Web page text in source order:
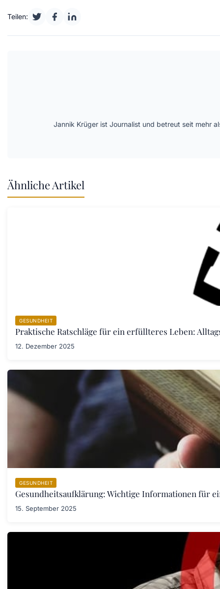
Teilen:
Jannik Krüger ist Journalist und betreut seit mehr
Ähnliche Artikel
GESUNDHEIT
Praktische Ratschläge für ein erfüllteres Leben:
12. Dezember 2025
GESUNDHEIT
Gesundheitsaufklärung: Wichtige Informationen für
15. September 2025